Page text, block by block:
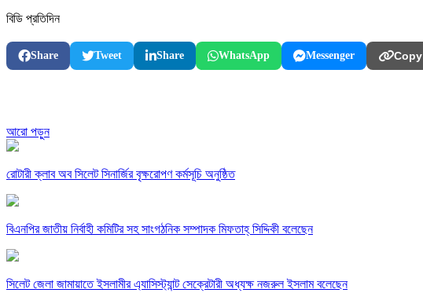
বিডি প্রতিদিন
Share Tweet Share WhatsApp Messenger
আরো পড়ুন
রোটারী ক্লাব অব সিলেট সিনার্জির বৃক্ষরোপণ কর্মসূচি অনুষ্ঠিত
বিএনপির জাতীয় নির্বাহী কমিটির সহ সাংগঠনিক সম্পাদক মিফতাহ্ সিদ্দিকী বলেছেন
সিলেট জেলা জামায়াতে ইসলামীর এ্যাসিস্ট্যান্ট সেক্রেটারী অধ্যক্ষ নজরুল ইসলাম বলেছেন